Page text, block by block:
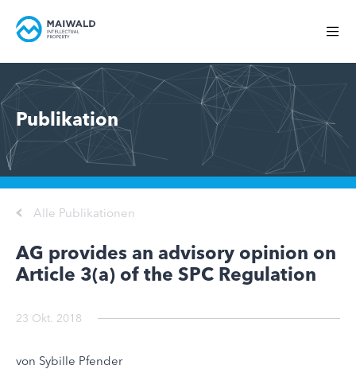
Publikation
Alle Publikationen
AG provides an advisory opinion on
Article 3(a) of the SPC Regulation
23 Okt. 2018
von Sybille Pfender